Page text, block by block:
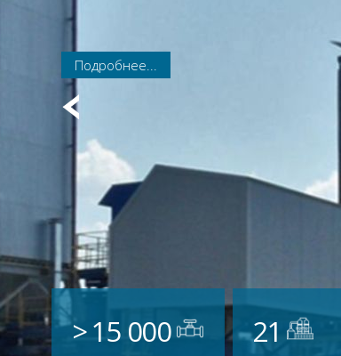
Подробнее...
Подробнее...
Подробнее...
Подробнее...
Подробнее...
Подробнее...
Подробнее...
Подробнее...
Подробнее...
Подробнее...
Подробнее...
Подробнее...
Подробнее...
Подробнее...
Подробнее...
> 15 000 21